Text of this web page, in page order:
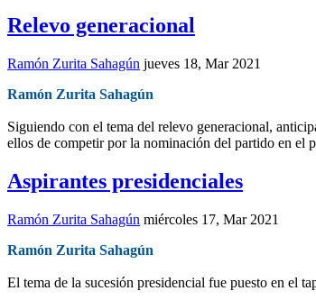
Relevo generacional
Ramón Zurita Sahagún jueves 18, Mar 2021
Ramón Zurita Sahagún
Siguiendo con el tema del relevo generacional,
ellos de competir por la nominación del partido en el
Aspirantes presidenciales
Ramón Zurita Sahagún miércoles 17, Mar 2021
Ramón Zurita Sahagún
El tema de la sucesión presidencial fue puesto en el